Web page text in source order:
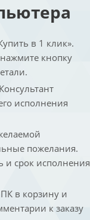
в 1 клик».
кнопку
исполнения
пожелания.
и срок исполнения
в корзину и
к заказу